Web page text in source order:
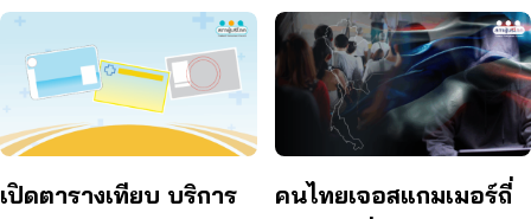
เปิดตารางเทียบ บริการ
คนไทยเจอสแกมเมอร์ถี่